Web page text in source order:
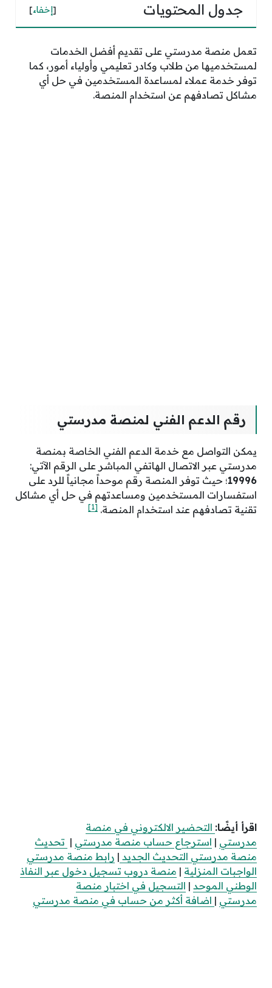
جدول المحتويات [إخفاء]
تعمل منصة مدرستي على تقديم أفضل الخدمات
لمستخدميها من طلاب وكادر تعليمي وأولياء أمور، كما
توفر خدمة عملاء لمساعدة المستخدمين في حل أي
مشاكل تصادفهم عن استخدام المنصة.
رقم الدعم الفني لمنصة مدرستي
يمكن التواصل مع خدمة الدعم الفني الخاصة بمنصة
مدرستي عبر الاتصال الهاتفي المباشر على الرقم الآتي:
19996؛ حيث توفر المنصة رقم موحداً مجانياً للرد على
استفسارات المستخدمين ومساعدتهم في حل أي مشاكل
تقنية تصادفهم عند استخدام المنصة. [1]
اقرأ أيضًا: التحضير الالكتروني في منصة
مدرستي | استرجاع حساب منصة مدرستي | تحديث
منصة مدرستي التحديث الجديد | رابط منصة مدرستي
الواجبات المنزلية | منصة دروب تسجيل دخول عبر النفاذ
الوطني الموحد | التسجيل في اختبار منصة
مدرستي | اضافة أكثر من حساب في منصة مدرستي